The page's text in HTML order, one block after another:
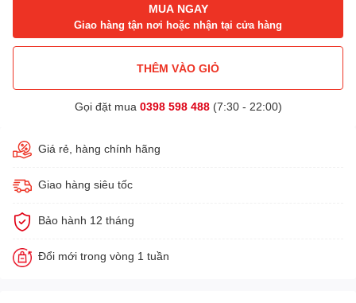
MUA NGAY
Giao hàng tận nơi hoặc nhận tại cửa hàng
THÊM VÀO GIỎ
Gọi đặt mua 0398 598 488(7:30 - 22:00)
Giá rẻ, hàng chính hãng
Giao hàng siêu tốc
Bảo hành 12 tháng
Đổi mới trong vòng 1 tuần